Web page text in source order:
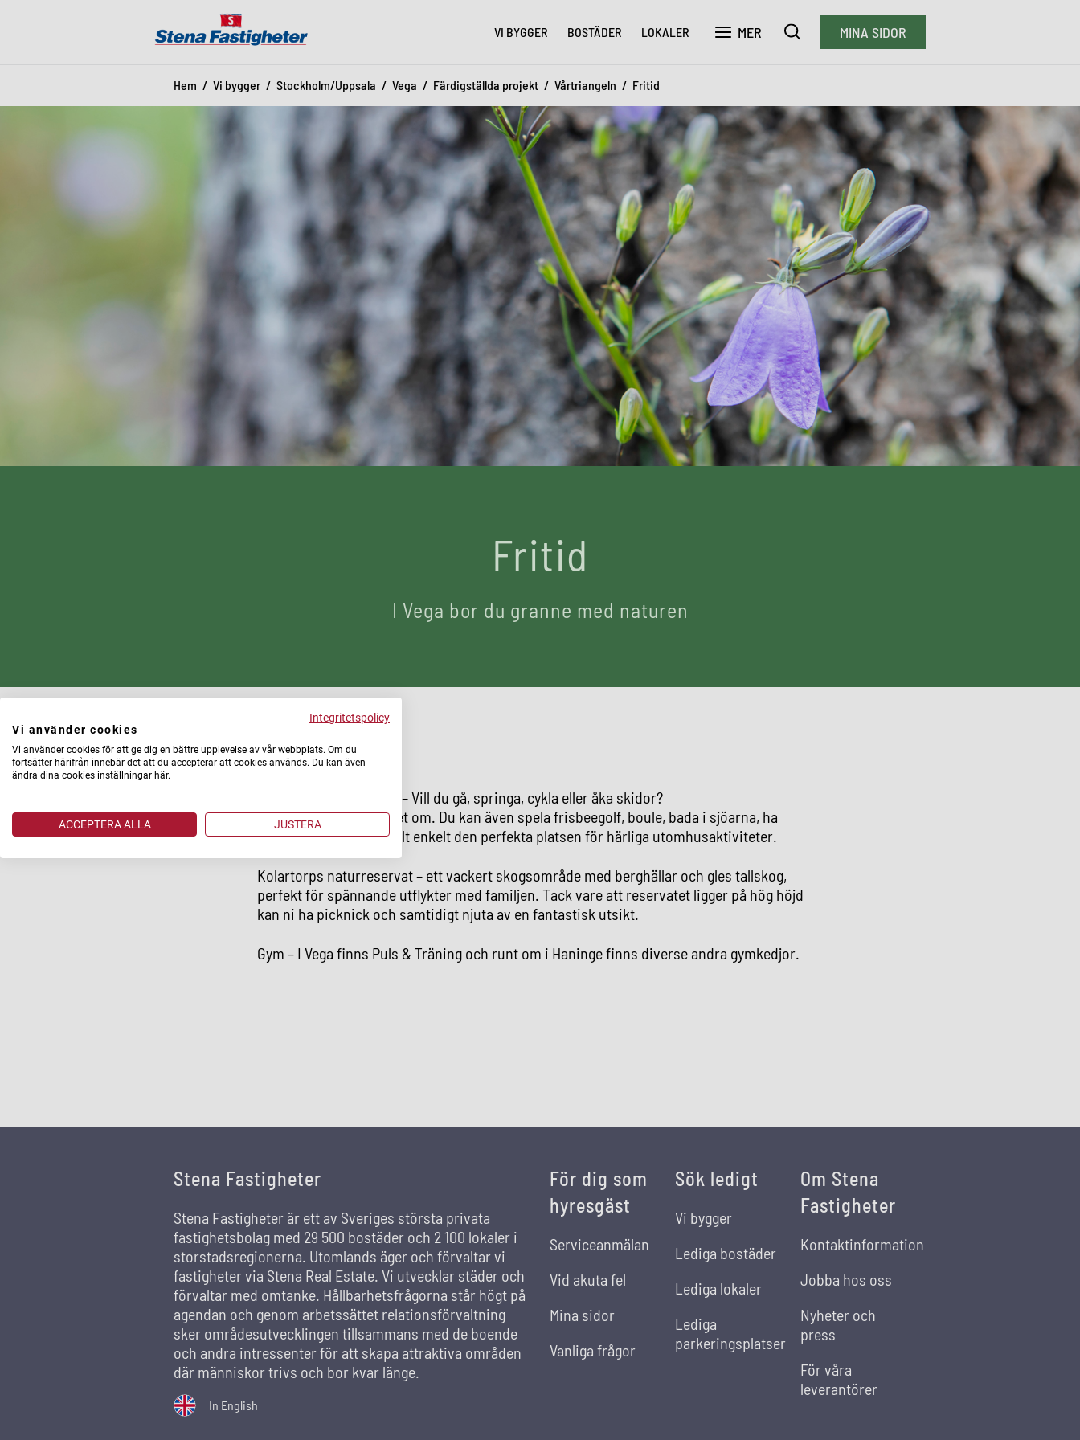
VI BYGGER BOSTÄDER LOKALER MER MINA SIDOR
Hem Vi bygger Stockholm/Uppsala Vega Färdigställda projekt Vårtriangeln Fritid
Fritid
I Vega bor du granne med naturen
Fritid
Rudans friluftsområde – Vill du gå, springa, cykla eller åka skidor?
Här kan du göra allt, året om. Du kan även spela frisbeegolf, boule, bada i sjöarna, ha
picknick eller fiska – helt enkelt den perfekta platsen för härliga utomhusaktiviteter.
Kolartorps naturreservat – ett vackert skogsområde med berghällar och gles tallskog,
perfekt för spännande utflykter med familjen. Tack vare att reservatet ligger på hög höjd
kan ni ha picknick och samtidigt njuta av en fantastisk utsikt.
Gym – I Vega finns Puls & Träning och runt om i Haninge finns diverse andra gymkedjor.
Stena Fastigheter
Stena Fastigheter är ett av Sveriges största privata
fastighetsbolag med 29 500 bostäder och 2 100 lokaler i
storstadsregionerna. Utomlands äger och förvaltar vi
fastigheter via Stena Real Estate. Vi utvecklar städer och
förvaltar med omtanke. Hållbarhetsfrågorna står högt på
agendan och genom arbetssättet relationsförvaltning
sker områdesutvecklingen tillsammans med de boende
och andra intressenter för att skapa attraktiva områden
där människor trivs och bor kvar länge.
In English
För dig som
hyresgäst
Serviceanmälan
Vid akuta fel
Mina sidor
Vanliga frågor
Sök ledigt
Vi bygger
Lediga bostäder
Lediga lokaler
Lediga
parkeringsplatser
Om Stena
Fastigheter
Kontaktinformation
Jobba hos oss
Nyheter och
press
För våra
leverantörer
Integritetspolicy
Vi använder cookies
Vi använder cookies för att ge dig en bättre upplevelse av vår webbplats. Om du
fortsätter härifrån innebär det att du accepterar att cookies används. Du kan även
ändra dina cookies inställningar här.
ACCEPTERA ALLA JUSTERA